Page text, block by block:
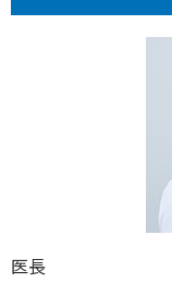
医長